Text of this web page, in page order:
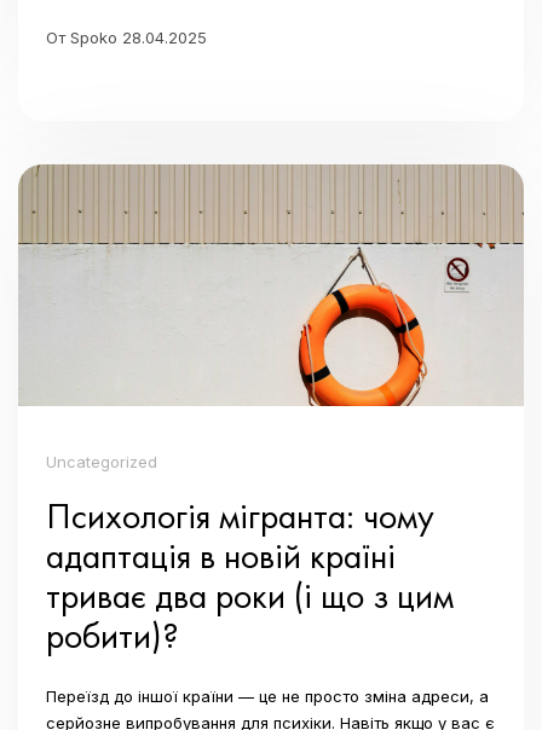
От Spoko 28.04.2025
Uncategorized
Психологія мігранта: чому
адаптація в новій країні
триває два роки (і що з цим
робити)?
Переїзд до іншої країни — це не просто зміна адреси, а
серйозне випробування для психіки. Навіть якщо у вас є